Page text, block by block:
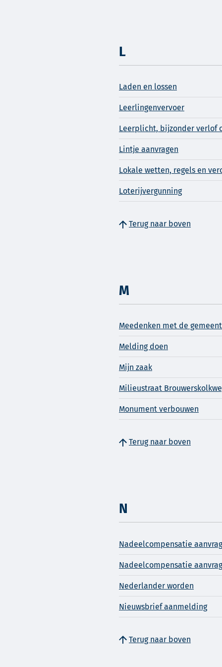
L
Laden en lossen
Leerlingenvervoer
Leerplicht, bijzonder verlof
Lintje aanvragen
Lokale wetten, regels en
Loterijvergunning
Terug naar boven
M
Meedenken met de
Melding doen
Mijn zaak
Milieustraat
Monument verbouwen
Terug naar boven
N
Nadeelcompensatie
Nadeelcompensatie
Nederlander worden
Nieuwsbrief aanmelding
Terug naar boven